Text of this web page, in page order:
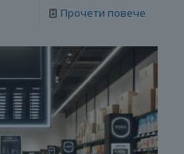
Прочети повече